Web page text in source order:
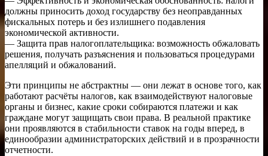
должны приносить доход государству без неоправданных
фискальных потерь и без излишнего подавления
экономической активности.
— Защита прав налогоплательщика: возможность обжаловать
решения, получать разъяснения и пользоваться процедурами
апелляций и обжалований.
Эти принципы не абстрактны — они лежат в основе того, как
работают расчёты налогов, как взаимодействуют налоговые
органы и бизнес, какие сроки собираются платежи и как
граждане могут защищать свои права. В реальной практике
они проявляются в стабильности ставок на годы вперед, в
единообразии администраторских действий и в прозрачности
отчетности.